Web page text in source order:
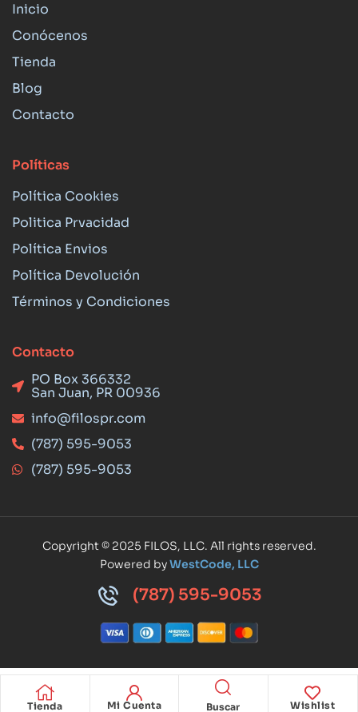
Tienda Mi Cuenta Wishlist
Inicio
Conócenos
Tienda
Blog
Contacto
Políticas
Política Cookies
Politica Prvacidad
Política Envios
Política Devolución
Términos y Condiciones
Contacto
PO Box 366332
San Juan, PR 00936
info@filospr.com
(787) 595-9053
(787) 595-9053
Copyright © 2025 FILOS, LLC. All rights reserved.
Powered byWestCode, LLC
(787) 595-9053